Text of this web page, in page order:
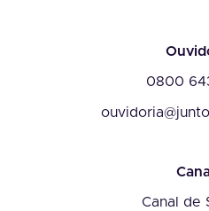
0800
Canal de